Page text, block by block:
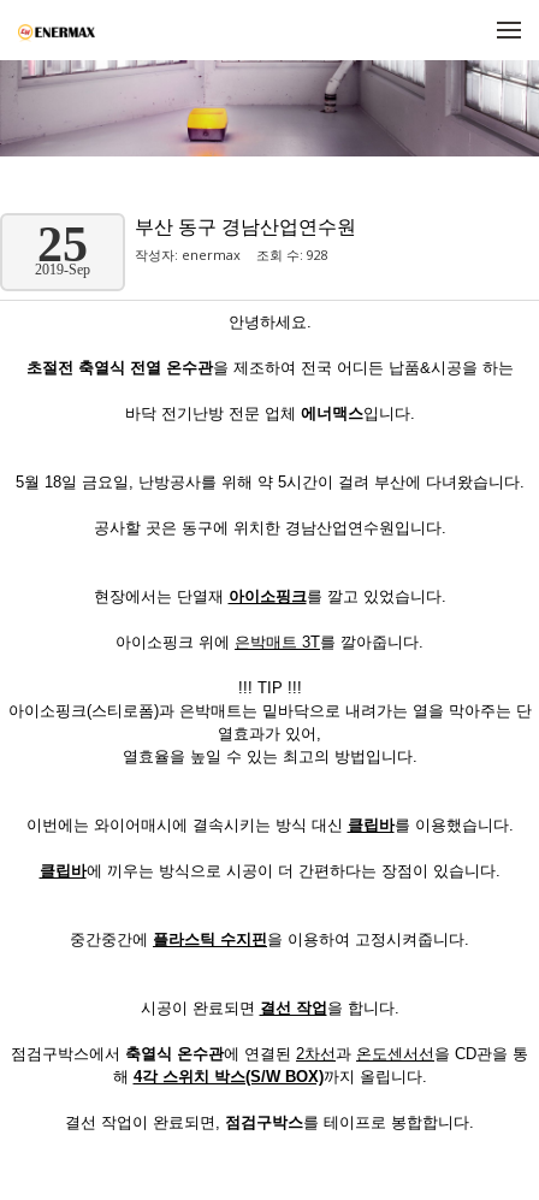
25
2019-Sep
부산 동구 경남산업연수원
작성자: enermax 조회 수: 928
안녕하세요.
초절전 축열식 전열 온수관을 제조하여 전국 어디든 납품&시공을 하는
바닥 전기난방 전문 업체 에너맥스입니다.
5월 18일 금요일, 난방공사를 위해 약 5시간이 걸려 부산에 다녀왔습니다.
공사할 곳은 동구에 위치한 경남산업연수원입니다.
현장에서는 단열재 아이소핑크를 깔고 있었습니다.
아이소핑크 위에 은박매트 3T를 깔아줍니다.
!!! TIP !!!
아이소핑크(스티로폼)과 은박매트는 밑바닥으로 내려가는 열을 막아주는 단
열효과가 있어,
열효율을 높일 수 있는 최고의 방법입니다.
이번에는 와이어매시에 결속시키는 방식 대신 클립바를 이용했습니다.
클립바에 끼우는 방식으로 시공이 더 간편하다는 장점이 있습니다.
중간중간에 플라스틱 수지핀을 이용하여 고정시켜줍니다.
시공이 완료되면 결선 작업 을 합니다.
점검구박스에서 축열식 온수관에 연결된 2차선과 온도센서선 을 CD관을 통
해 4각 스위치 박스(S/W BOX)까지 올립니다.
결선 작업이 완료되면, 점검구박스를 테이프로 봉합합니다.